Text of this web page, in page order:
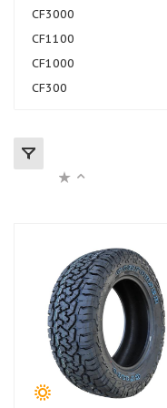
CF3000
CF1100
CF1000
CF300